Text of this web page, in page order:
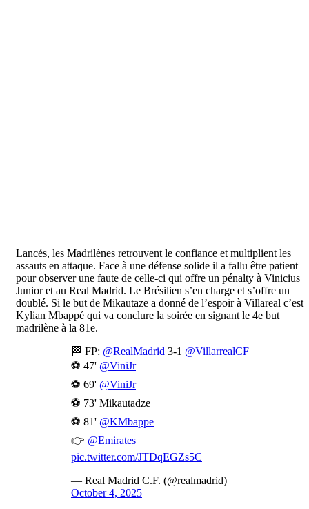
Lancés, les Madrilènes retrouvent le confiance et multiplient les
assauts en attaque. Face à une défense solide il a fallu être patient
pour observer une faute de celle-ci qui offre un pénalty à Vinicius
Junior et au Real Madrid. Le Brésilien s’en charge et s’offre un
doublé. Si le but de Mikautaze a donné de l’espoir à Villareal c’est
Kylian Mbappé qui va conclure la soirée en signant le 4e but
madrilène à la 81e.
🏁 FP: @RealMadrid 3-1 @VillarrealCF
⚽ 47' @ViniJr
⚽ 69' @ViniJr
⚽ 73' Mikautadze
⚽ 81' @KMbappe
👉 @Emirates
pic.twitter.com/JTDqEGZs5C
— Real Madrid C.F. (@realmadrid)
October 4, 2025